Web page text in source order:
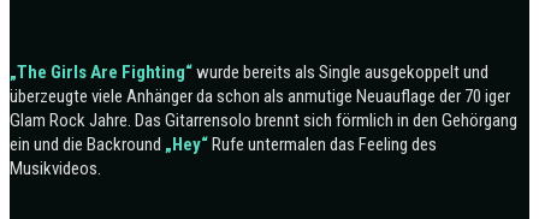
„The Girls Are Fighting“wurde bereits als Single ausgekoppelt und
überzeugte viele Anhänger da schon als anmutige Neuauflage der 70 iger
Glam Rock Jahre. Das Gitarrensolo brennt sich förmlich in den Gehörgang
ein und die Backround „Hey“Rufe untermalen das Feeling des
Musikvideos.